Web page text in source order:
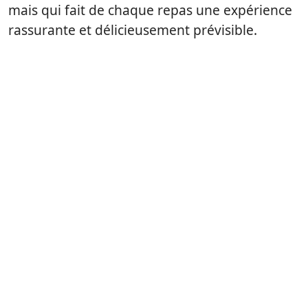
mais qui fait de chaque repas une expérience
rassurante et délicieusement prévisible.